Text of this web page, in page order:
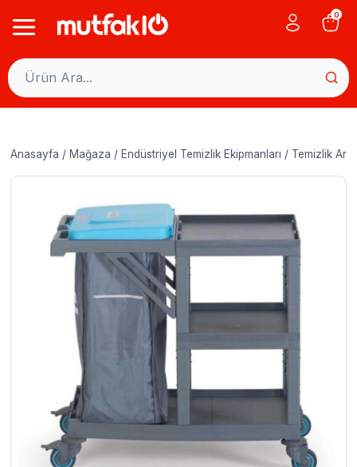
0
Anasayfa / Mağaza / Endüstriyel Temizlik Ekipmanları / Temizlik